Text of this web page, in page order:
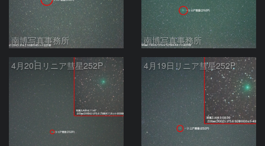
南博写真事務所 南博写真事務所
4月20日リニア彗星252P 4月19日リニア彗星252P